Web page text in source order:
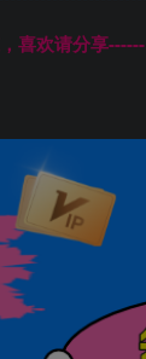
喜欢请分享------